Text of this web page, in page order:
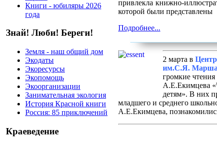
Книги - юбиляры 2026
года
Знай! Люби! Береги!
Земля - наш общий дом
Экодаты
Экоресурсы
Экопомощь
Экоорганизации
Занимательная экология
История Красной книги
Россия: 85 приключений
Краеведение
привлекла книжно-
которой были представлены
Подробнее...
2 марта в
им.С.Я.
громкие
А.Е.Екимцева
детям». В них
младшего и среднего
А.Е.Екимцева,